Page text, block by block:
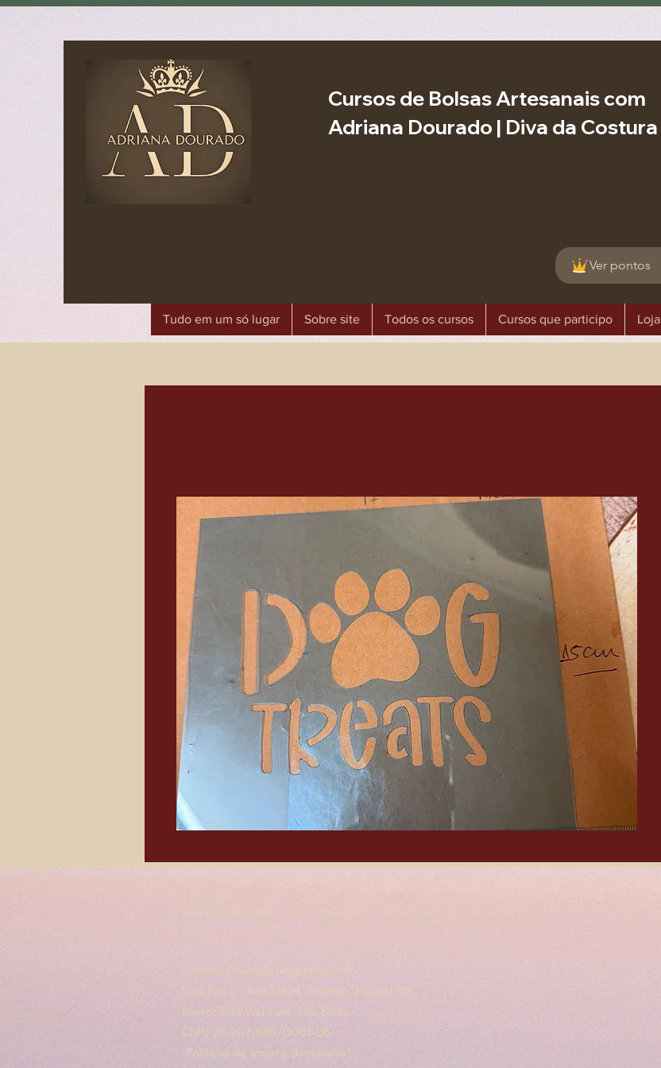
Cursos de Bolsas Artesanais com
Adriana Dourado | Diva da Costura
Ver pontos
Tudo em um só lugar Sobre site Todos os cursos Cursos que participo Loja
Adriana Dourado — Mais que bolsas. Uma história costurada com
​​Adriana Dourado Marketing Ltda.
Loja Física - Rua Santo Antônio, 316 apt 95
Bairro: Bela Vista em São Paulo
​CNPJ 25.207.695/0001-08
"Políticas de troca e devolução"